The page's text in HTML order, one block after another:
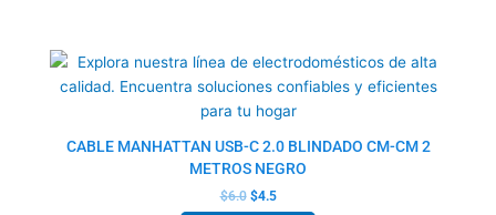
CABLE MANHATTAN USB-C 2.0 BLINDADO CM-CM 2
METROS NEGRO
$6.0
original
era:
$6.0.
$4.5
actual
es:
$4.5.